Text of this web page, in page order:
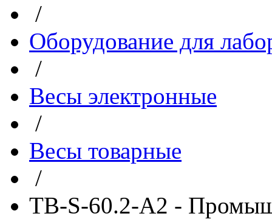
/
Оборудование для
/
Весы электронные
/
Весы товарные
/
ТВ-S-60.2-А2 -